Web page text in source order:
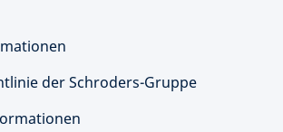
der Schroders-Gruppe